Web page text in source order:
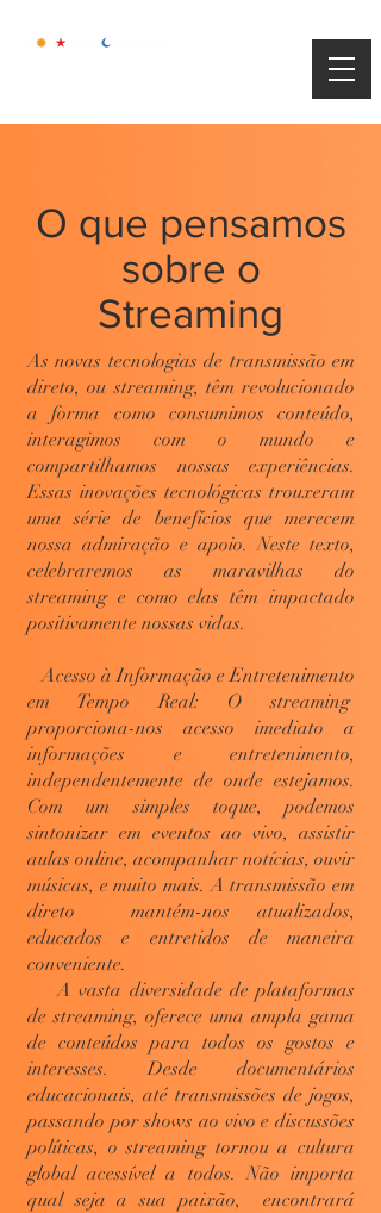
O que pensamos
sobre o
Streaming
As novas tecnologias de transmissão em
direto, ou streaming, têm revolucionado
a forma como consumimos conteúdo,
interagimos com o mundo e
compartilhamos nossas experiências.
Essas inovações tecnológicas trouxeram
uma série de benefícios que merecem
nossa admiração e apoio. Neste texto,
celebraremos as maravilhas do
streaming e como elas têm impactado
positivamente nossas vidas.
Acesso à Informação e Entretenimento
em Tempo Real: O streaming
proporciona-nos acesso imediato a
informações e entretenimento,
independentemente de onde estejamos.
Com um simples toque, podemos
sintonizar em eventos ao vivo, assistir
aulas online, acompanhar notícias, ouvir
músicas, e muito mais. A transmissão em
direto mantém-nos atualizados,
educados e entretidos de maneira
conveniente.
A vasta diversidade de plataformas
de streaming, oferece uma ampla gama
de conteúdos para todos os gostos e
interesses. Desde documentários
educacionais, até transmissões de jogos,
passando por shows ao vivo e discussões
políticas, o streaming tornou a cultura
global acessível a todos. Não importa
qual seja a sua paixão, encontrará